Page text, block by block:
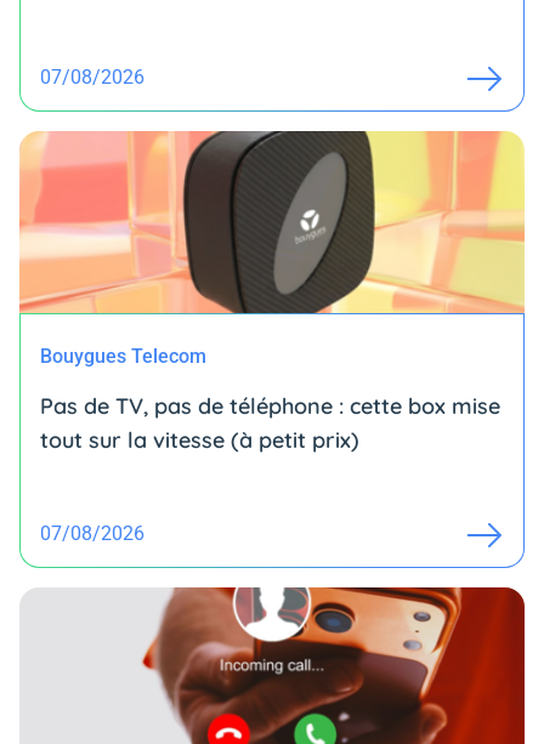
07/08/2026
Bouygues Telecom
Pas de TV, pas de téléphone : cette box mise
tout sur la vitesse (à petit prix)
07/08/2026